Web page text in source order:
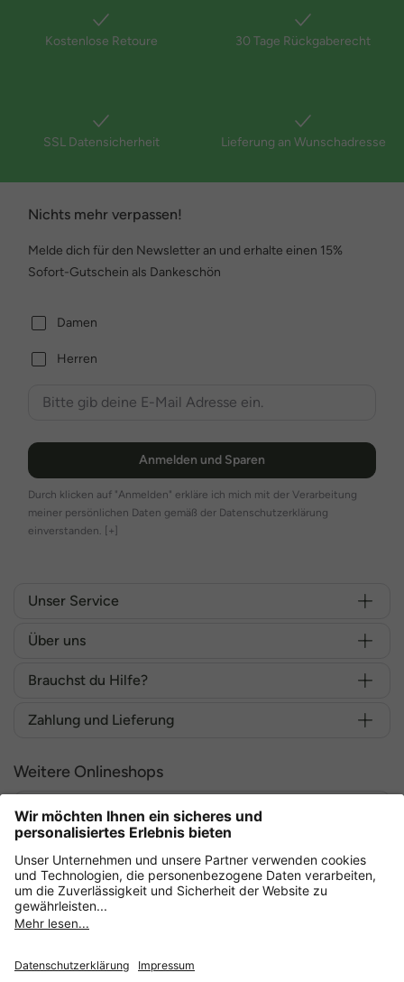
Kostenlose Retoure 30 Tage Rückgaberecht
SSL Datensicherheit Lieferung an Wunschadresse
Nichts mehr verpassen!
Melde dich für den Newsletter an und erhalte einen 15%
Sofort-Gutschein als Dankeschön
Damen
Herren
Anmelden und Sparen
Durch klicken auf "Anmelden" erkläre ich mich mit der Verarbeitung
meiner persönlichen Daten gemäß der Datenschutzerklärung
einverstanden. [+]
Unser Service
Über uns
Brauchst du Hilfe?
Zahlung und Lieferung
Weitere Onlineshops
Deutschland
Sicher einkaufen mit